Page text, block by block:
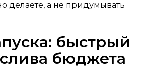
делаете, а не придумывать
быстрый
слива бюджета